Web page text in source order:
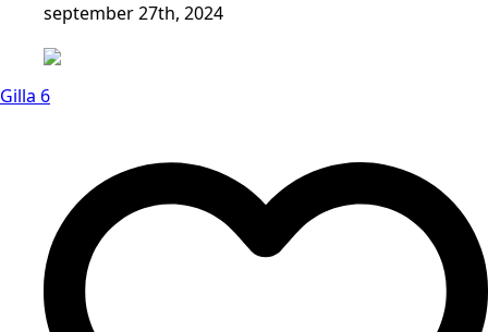
september 27th, 2024
Gilla 6